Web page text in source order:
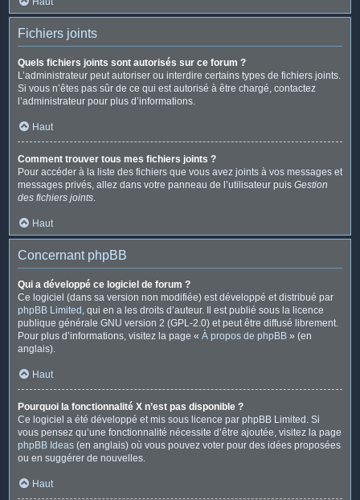
Fichiers joints
Quels fichiers joints sont autorisés sur ce forum ?
L’administrateur peut autoriser ou interdire certains types de fichiers joints.
Si vous n’êtes pas sûr de ce qui est autorisé à être chargé, contactez
l’administrateur pour plus d’informations.
Haut
Comment trouver tous mes fichiers joints ?
Pour accéder à la liste des fichiers que vous avez joints à vos messages et
messages privés, allez dans votre panneau de l’utilisateur puis Gestion
des fichiers joints.
Haut
Concernant phpBB
Qui a développé ce logiciel de forum ?
Ce logiciel (dans sa version non modifiée) est développé et distribué par
phpBB Limited , qui en a les droits d’auteur. Il est publié sous la licence
publique générale GNU version 2 (GPL-2.0) et peut être diffusé librement.
Pour plus d’informations, visitez la page « À propos de phpBB » (en
anglais).
Haut
Pourquoi la fonctionnalité X n’est pas disponible ?
Ce logiciel a été développé et mis sous licence par phpBB Limited. Si
vous pensez qu’une fonctionnalité nécessite d’être ajoutée, visitez la page
phpBB Ideas (en anglais) où vous pouvez voter pour des idées proposées
ou en suggérer de nouvelles.
Haut